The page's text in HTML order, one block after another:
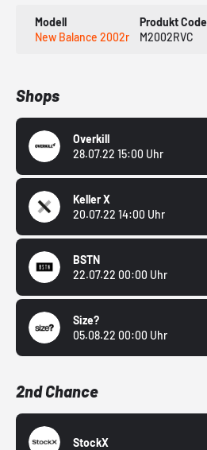
Modell
New Balance 2002r
Produkt Code
M2002RVC
Shops
Overkill
28.07.22 15:00 Uhr
Keller X
20.07.22 14:00 Uhr
BSTN
22.07.22 00:00 Uhr
Size?
05.08.22 00:00 Uhr
2nd Chance
StockX